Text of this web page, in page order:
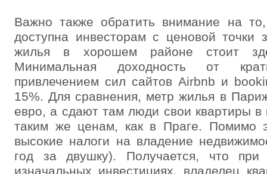
Важно также обратить внимание на
доступна инвесторам с ценовой точки
жилья в хорошем районе стоит
Минимальная доходность от
привлечением сил сайтов Airbnb и
15%. Для сравнения, метр жилья в
евро, а сдают там люди свои квартиры в
таким же ценам, как в Праге. Помимо
высокие налоги на владение
год за двушку). Получается, что при
изначальных инвестициях, владелец